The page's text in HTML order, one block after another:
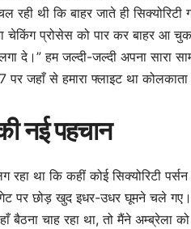
थी कि बाहर जाते ही
चेकिंग प्रोसेस को पार कर बाहर आ
दे।” हम जल्दी-जल्दी अपना सारा
जहाँ से हमारा फ्लाइट था
नई पहचान
रहा था कि कहीं कोई सिक्योरिटी
पर छोड़ खुद इधर-उधर घूमने चले गए।
चाह रहा था, तो मैंने अम्ब्रेला